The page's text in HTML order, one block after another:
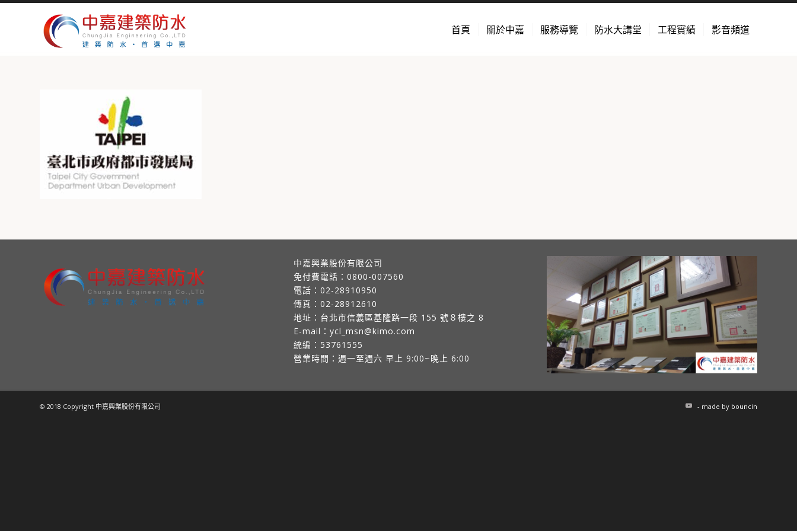
首頁 關於中嘉 服務導覽 防水大講堂 工程實績 影音頻道
中嘉興業股份有限公司
免付費電話： 0800-007560
電話： 02-28910950
傳真： 02-28912610
地址： 台北市信義區基隆路一段 155 號８樓之 8
E-mail： ycl_msn@kimo.com
統編：53761555
營業時間：週一至週六 早上 9:00~晚上 6:00
© 2018 Copyright 中嘉興業股份有限公司 - made by bouncin